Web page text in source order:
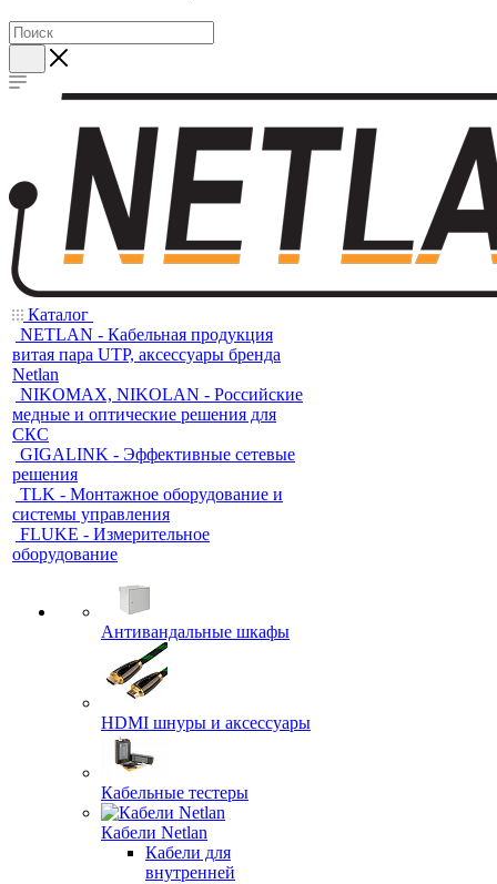
Каталог
NETLAN - Кабельная продукция
витая пара UTP, аксессуары бренда
Netlan
NIKOMAX, NIKOLAN - Российские
медные и оптические решения для
СКС
GIGALINK - Эффективные сетевые
решения
TLK - Монтажное оборудование и
системы управления
FLUKE - Измерительное
оборудование
Антивандальные шкафы
HDMI шнуры и аксессуары
Кабельные тестеры
Кабели Netlan
Кабели для
внутренней